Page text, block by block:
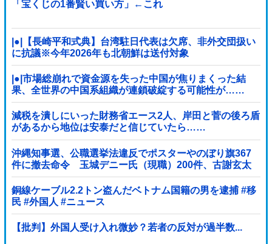
「宝くじの1番賢い買い方」←これ
|●|【長崎平和式典】台湾駐日代表は欠席、非外交団扱い
に抗議※今年2026年も北朝鮮は送付対象
|●|市場総崩れで資金源を失った中国が焦りまくった結
果、全世界の中国系組織が連鎖破綻する可能性が……
減税を潰しにいった財務省エース2人、岸田と菅の後ろ盾
があるから地位は安泰だと信じていたら……
沖縄知事選、公職選挙法違反でポスターやのぼり旗367
件に撤去命令 玉城デニー氏（現職）200件、古謝玄太
氏 149件、下地幹郎氏 16件、比嘉隆...
銅線ケーブル2.2トン盗んだベトナム国籍の男を逮捕 #移
民 #外国人 #ニュース
【批判】外国人受け入れ微妙？若者の反対が過半数...